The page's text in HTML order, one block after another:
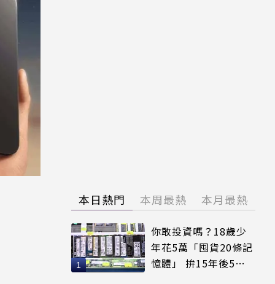
本日熱門 本周最熱 本月最熱
你敢投資嗎？18歲少
年花5萬「囤貨20條記
憶體」 拚15年後5倍